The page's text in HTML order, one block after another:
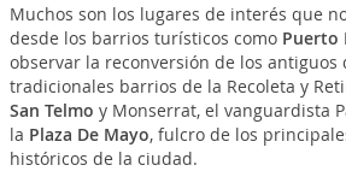
Muchos son los lugares de interés que
desde los barrios turísticos como Puerto
observar la reconversión de los antiguos
tradicionales barrios de la Recoleta y
San Telmo y Monserrat, el vanguardista
la Plaza De Mayo, fulcro de los
históricos de la ciudad.